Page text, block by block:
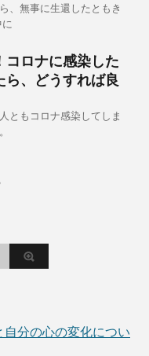
、無事に生還したともき
コロナに感染した
ら、どうすれば良
ともコロナ感染してしま
自分の心の変化につい